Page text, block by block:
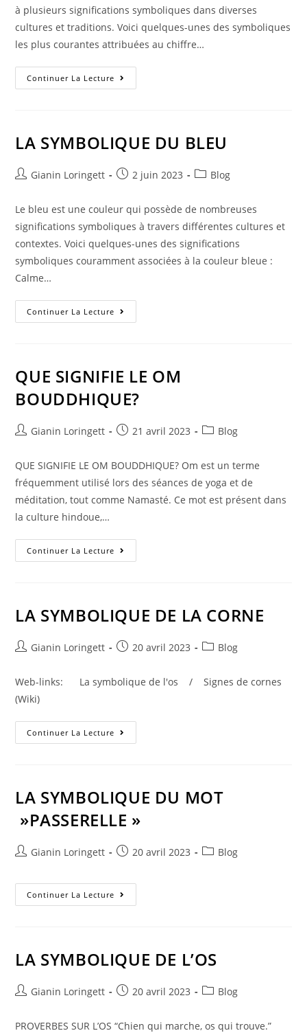
à plusieurs significations symboliques dans diverses
cultures et traditions. Voici quelques-unes des symboliques
les plus courantes attribuées au chiffre…
Continuer La Lecture
LA SYMBOLIQUE DU BLEU
Gianin Loringett 2 juin 2023 Blog
Le bleu est une couleur qui possède de nombreuses
significations symboliques à travers différentes cultures et
contextes. Voici quelques-unes des significations
symboliques couramment associées à la couleur bleue :
Calme…
Continuer La Lecture
QUE SIGNIFIE LE OM
BOUDDHIQUE?
Gianin Loringett 21 avril 2023 Blog
QUE SIGNIFIE LE OM BOUDDHIQUE? Om est un terme
fréquemment utilisé lors des séances de yoga et de
méditation, tout comme Namasté. Ce mot est présent dans
la culture hindoue,…
Continuer La Lecture
LA SYMBOLIQUE DE LA CORNE
Gianin Loringett 20 avril 2023 Blog
Web-links: La symbolique de l'os / Signes de cornes
(Wiki)
Continuer La Lecture
LA SYMBOLIQUE DU MOT
»PASSERELLE »
Gianin Loringett 20 avril 2023 Blog
Continuer La Lecture
LA SYMBOLIQUE DE L’OS
Gianin Loringett 20 avril 2023 Blog
PROVERBES SUR L’OS “Chien qui marche, os qui trouve.”